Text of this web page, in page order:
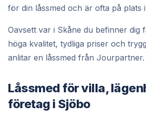
för din låssmed och är ofta på plats
Oavsett var i Skåne du befinner dig
höga kvalitet, tydliga priser och
anlitar en låssmed från Jourpartner.
Låssmed för villa,
företag i Sjöbo